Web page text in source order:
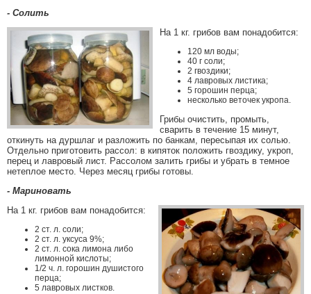
- Солить
На 1 кг. грибов вам понадобится:
120 мл воды;
40 г соли;
2 гвоздики;
4 лавровых листика;
5 горошин перца;
несколько веточек укропа.
Грибы очистить, промыть,
сварить в течение 15 минут,
откинуть на дуршлаг и разложить по банкам, пересыпая их солью.
Отдельно приготовить рассол: в кипяток положить гвоздику, укроп,
перец и лавровый лист. Рассолом залить грибы и убрать в темное
нетеплое место. Через месяц грибы готовы.
- Мариновать
На 1 кг. грибов вам понадобится:
2 ст. л. соли;
2 ст. л. уксуса 9%;
2 ст. л. сока лимона либо
лимонной кислоты;
1/2 ч. л. горошин душистого
перца;
5 лавровых листков.